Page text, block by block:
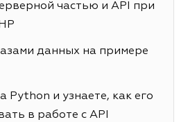
частью и API при
данных на примере
Python и узнаете, как его
в работе с API